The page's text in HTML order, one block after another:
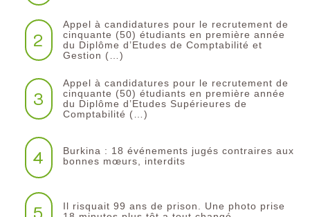
2
Appel à candidatures pour le recrutement de
cinquante (50) étudiants en première année
du Diplôme d’Etudes de Comptabilité et
Gestion (…)
3
Appel à candidatures pour le recrutement de
cinquante (50) étudiants en première année
du Diplôme d’Etudes Supérieures de
Comptabilité (…)
4
Burkina : 18 événements jugés contraires aux
bonnes mœurs, interdits
Il risquait 99 ans de prison. Une photo prise